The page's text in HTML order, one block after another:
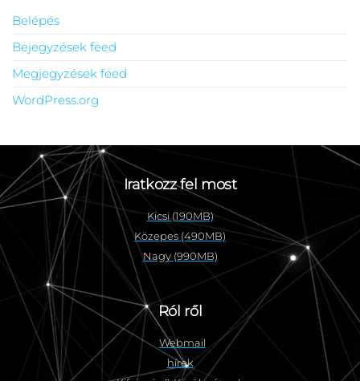
Belépés
Bejegyzések feed
Megjegyzések feed
WordPress.org
Iratkozz fel most
Kicsi (190MB)
Közepes (490MB)
Nagy (990MB)
Ról ről
Webmail
hírek